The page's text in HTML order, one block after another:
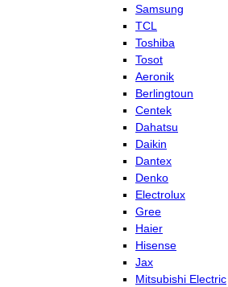
Samsung
TCL
Toshiba
Tosot
Aeronik
Berlingtoun
Centek
Dahatsu
Daikin
Dantex
Denko
Electrolux
Gree
Haier
Hisense
Jax
Mitsubishi Electric